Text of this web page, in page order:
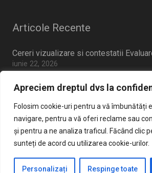
Apreciem dreptul dvs la
Folosim cookie-uri pentru a vă îmbunătăți
navigare, pentru a vă oferi reclame sau
și pentru a ne analiza traficul. Făcând clic
sunteți de acord cu utilizarea cookie-urilor.
Personalizați Respinge toate
Articole Recente
Cereri vizualizare si contestatii
iunie 22, 2026
mai 20, 2026
Anunt concurs sercretar sef
aprilie 2, 2026
Criterii admitere clasa pregatitoare
martie 14, 2026